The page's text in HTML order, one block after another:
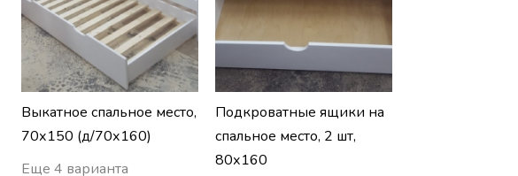
Выкатное спальное место,
70х150 (д/70х160)
Еще 4 варианта
Подкроватные ящики на
спальное место, 2 шт,
80х160